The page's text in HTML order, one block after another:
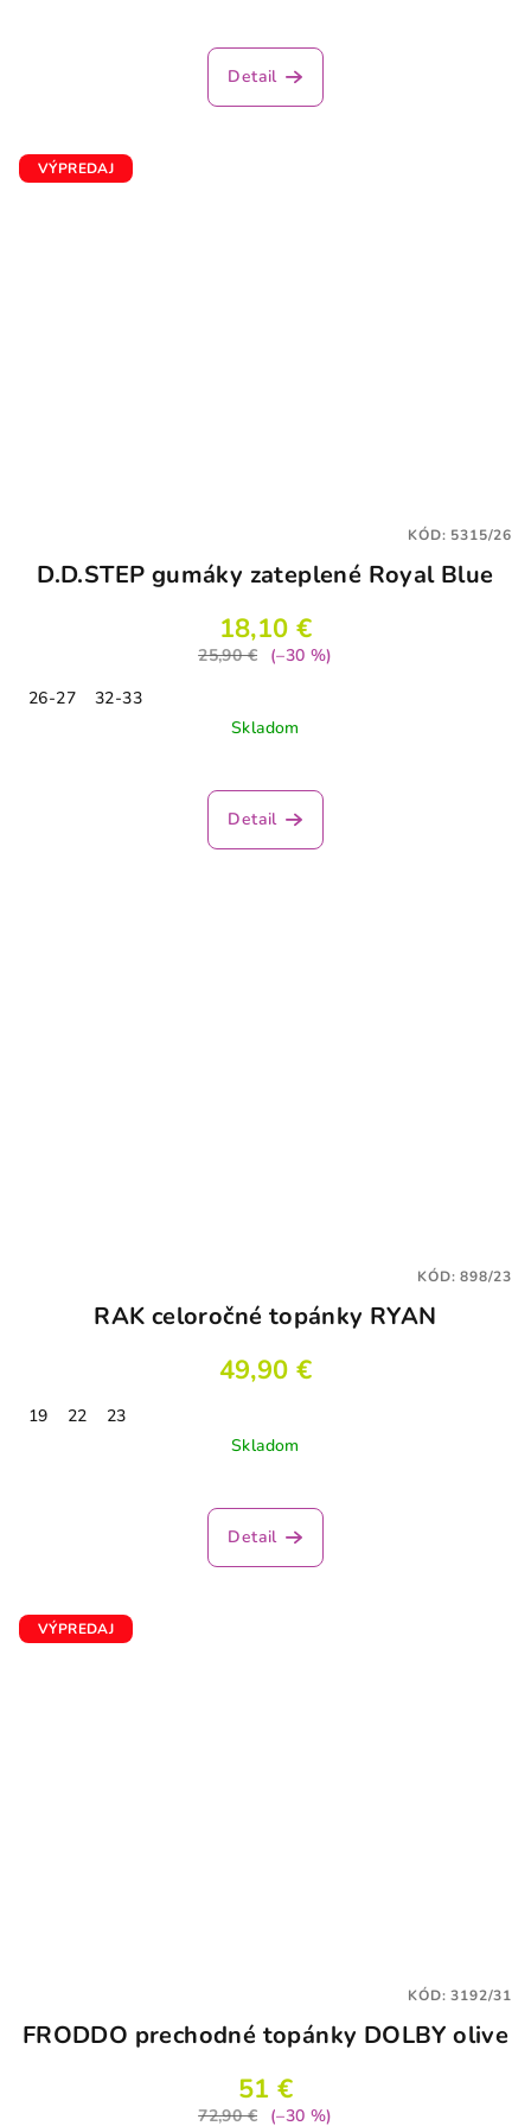
Detail
VÝPREDAJ
D.D.STEP gumáky zateplené Royal Blue
18,10 €
25,90 €
(–30 %)
26-27
32-33
Skladom
Detail
KÓD: 5315/26
RAK celoročné topánky RYAN
49,90 €
19 22
23
Skladom
Detail
KÓD:898/23
VÝPREDAJ
FRODDO prechodné topánky DOLBY olive
51 €
72,90 €
(–30 %)
KÓD:3192/31